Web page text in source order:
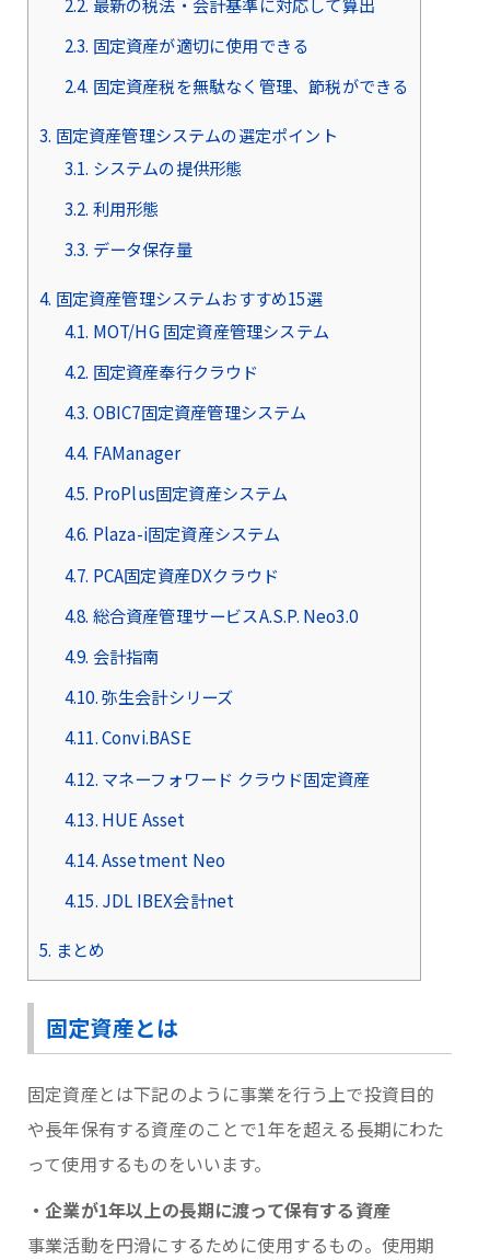
2.3. 固定資産が適切に使用できる
2.4. 固定資産税を無駄なく管理、節税ができる
3. 固定資産管理システムの選定ポイント
3.1. システムの提供形態
3.2. 利用形態
3.3. データ保存量
4. 固定資産管理システムおすすめ15選
4.1. MOT/HG 固定資産管理システム
4.2. 固定資産奉行クラウド
4.3. OBIC7固定資産管理システム
4.4. FAManager
4.5. ProPlus固定資産システム
4.6. Plaza-i固定資産システム
4.7. PCA固定資産DXクラウド
4.8. 総合資産管理サービスA.S.P. Neo3.0
4.9. 会計指南
4.10.弥生会計シリーズ
4.11.Convi.BASE
4.12. マネーフォワード クラウド固定資産
4.13. HUE Asset
4.14.Assetment Neo
4.15. JDL IBEX会計net
5. まとめ
固定資産とは
固定資産とは下記のように事業を行う上で投資目的
や長年保有する資産のことで1年を超える長期にわた
って使用するものをいいます。
・企業が1年以上の長期に渡って保有する資産
事業活動を円滑にするために使用するもの。使用期